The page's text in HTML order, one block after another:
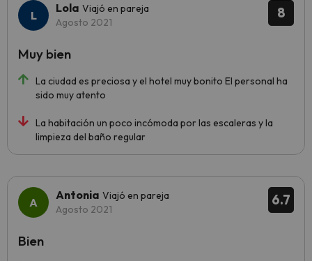
8
Lola Viajó en pareja
Agosto 2021
La ciudad es preciosa y el hotel muy bonito El personal ha
sido muy atento
La habitación un poco incómoda por las escaleras y la
limpieza del baño regular
Muy bien
6.7
Antonia Viajó en pareja
Agosto 2021
Bien